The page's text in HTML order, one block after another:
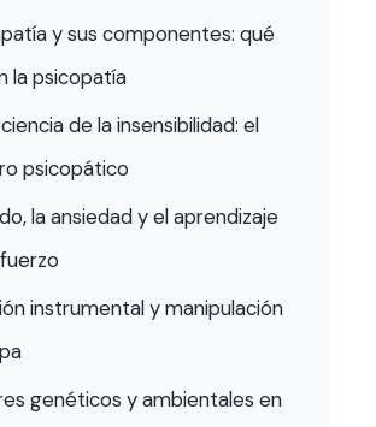
y sus componentes: qué
la psicopatía
de la insensibilidad: el
psicopático
la ansiedad y el aprendizaje
instrumental y manipulación
genéticos y ambientales en